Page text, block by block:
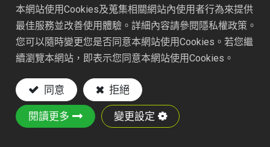
材質：由鋼線與鐵板製作
22 吋寬耙頭 —每次耙理覆蓋範圍更大，有效減
少工作時間
22齒耐用鋼線 —堅固、防鏽的耙齒，提供高效
耙理與持久使用
4.5mm鍍鉻彈簧支撐
表面粉體烤漆 : 防鏽
安裝：兼容15/16"標準長柄（不含手柄）
本網站使用Cookies及蒐集相關網站內使用者行為來提供
最佳服務並改善使用體驗。詳細內容請參閱隱私權政策。
您可以隨時變更您是否同意本網站使用Cookies。若您繼
續瀏覽本網站，即表示您同意本網站使用Cookies。
同意 拒絕
閱讀更多 變更設定